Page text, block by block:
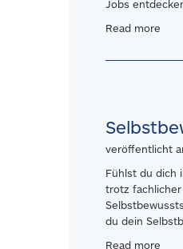
Jobs
Read more
veröffentlicht
Fühlst du dich
trotz
du dein
Read more